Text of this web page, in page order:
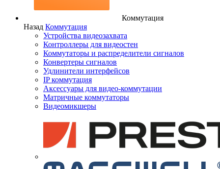
Коммутация
Назад Коммутация
Устройства видеозахвата
Контроллеры для видеостен
Коммутаторы и распределители сигналов
Конвертеры сигналов
Удлинители интерфейсов
IP коммутация
Аксессуары для видео-коммутации
Матричные коммутаторы
Видеомикшеры